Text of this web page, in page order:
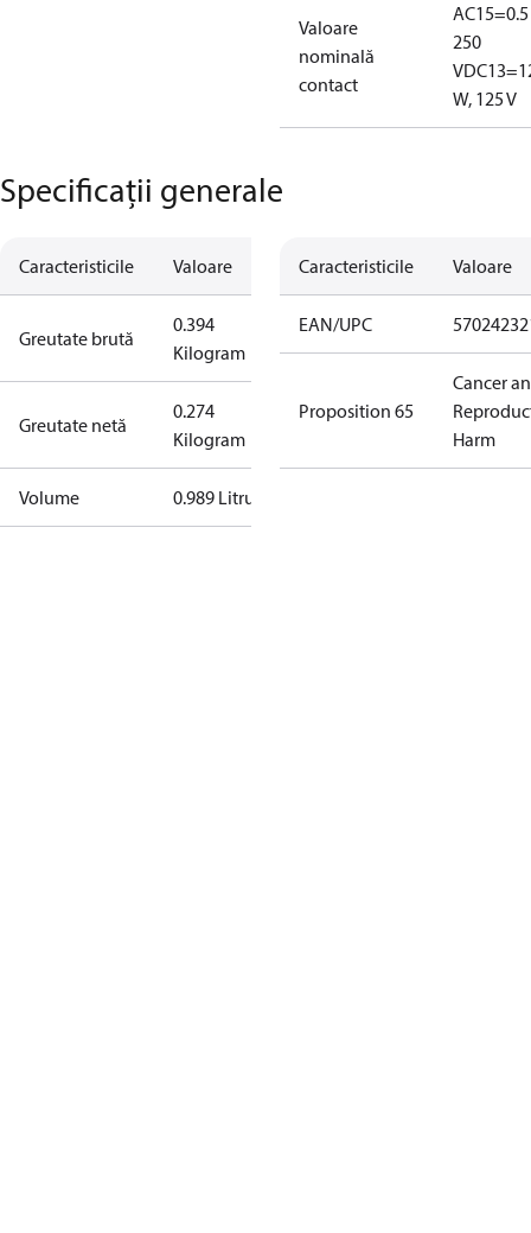
Valoare
nominală
contact
250
V
W, 125 V
Specificații generale
Caracteristicile Valoare
Greutate brută
0.394
Kilogram
Greutate netă
0.274
Kilogram
Volume 0.989 Litru
Caracteristicile Valoare
EAN/UPC
Proposition 65
Cancer
Harm